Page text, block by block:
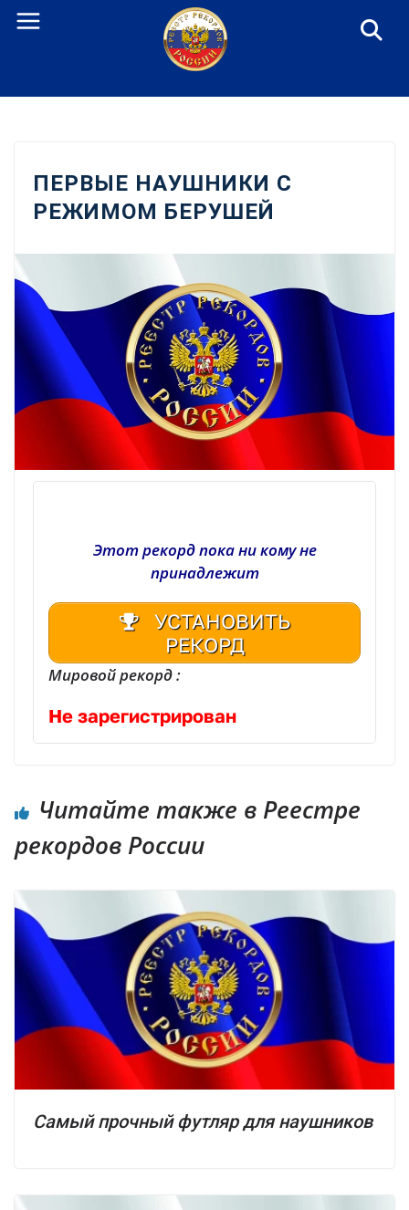
Перейти
ПЕРВЫЕ НАУШНИКИ С
РЕЖИМОМ БЕРУШЕЙ
Этот рекорд пока ни кому не
принадлежит
УСТАНОВИТЬ
РЕКОРД
Мировой рекорд :
Не зарегистрирован
Читайте также в Реестре
рекордов России
Самый прочный футляр для наушников